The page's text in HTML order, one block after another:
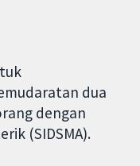
dua
dengan
(SIDSMA).